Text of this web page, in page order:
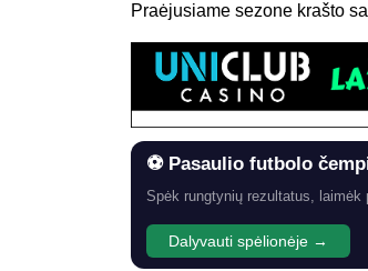
Praėjusiame sezone krašto
⚽ Pasaulio futbolo
Spėk rungtynių rezultatus,
Dalyvauti spėlionėje →